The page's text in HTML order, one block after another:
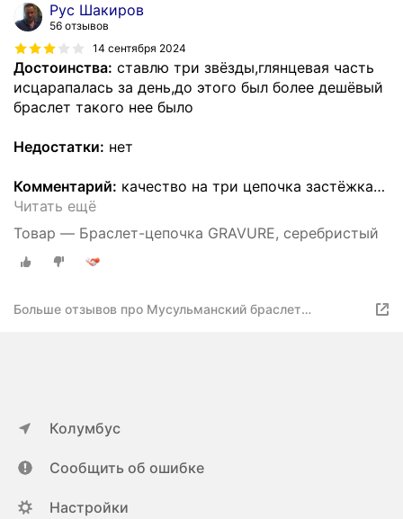
Рус Шакиров
56 отзывов
14 сентября 2024
Достоинства: ставлю три звёзды,глянцевая часть
исцарапалась за день,до этого был более дешёвый
браслет такого нее было
Недостатки: нет
Комментарий: качество на три цепочка застёжка…
Читать ещё
Товар — Браслет-цепочка GRAVURE, серебристый
Больше отзывов про Мусульманский браслет
Колумбус
Сообщить об ошибке
Настройки